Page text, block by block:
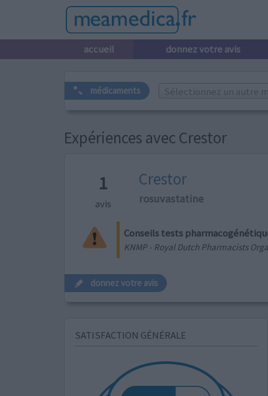
accueil donnez votre avis
médicaments Sélectionnez un autre
Expériences avec Crestor
1
avis
Crestor
rosuvastatine
Conseils tests
KNMP - Royal Dutch Pharmacists
donnez votre avis
SATISFACTION GÉNÉRALE